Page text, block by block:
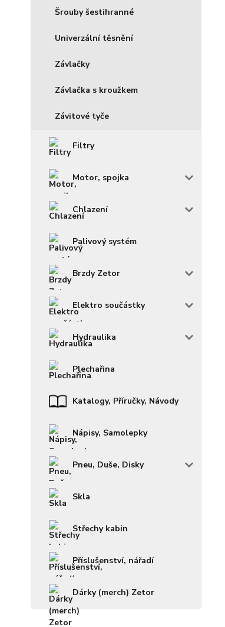
Šrouby šestihranné
Univerzální těsnění
Závlačky
Závlačka s kroužkem
Závitové tyče
Filtry
Motor, spojka
Chlazení
Palivový systém
Brzdy Zetor
Elektro součástky
Hydraulika
Plechařina
Katalogy, Příručky, Návody
Nápisy, Samolepky
Pneu, Duše, Disky
Skla
Střechy kabin
Příslušenství, nářadí
Dárky (merch) Zetor